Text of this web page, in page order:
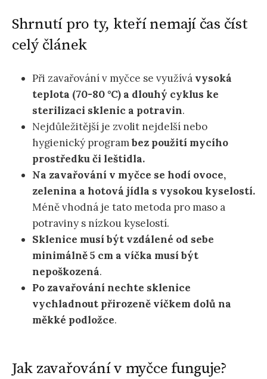
Shrnutí pro ty, kteří nemají čas číst
celý článek
Při zavařování v myčce se využívá vysoká
teplota (70-80 °C) a dlouhý cyklus ke
sterilizaci sklenic a potravin.
Nejdůležitější je zvolit nejdelší nebo
hygienický programbez použití mycího
prostředku či leštidla.
Na zavařování v myčce se hodí ovoce,
zelenina a hotová jídla s vysokou kyselostí.
Méně vhodná je tato metoda pro maso a
potraviny s nízkou kyselostí.
Sklenice musí být vzdálené od sebe
minimálně 5 cm a víčka musí být
nepoškozená.
Po zavařování nechte sklenice
vychladnout přirozeně víčkem dolů na
měkké podložce.
Jak zavařování v myčce funguje?